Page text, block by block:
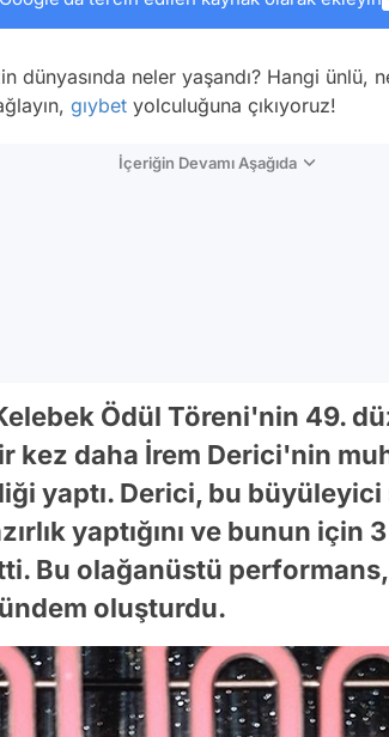
dünyasında neler yaşandı? Hangi ünlü,
gıybet yolculuğuna çıkıyoruz!
İçeriğin Devamı Aşağıda
Ödül Töreni'nin 49.
kez daha İrem Derici'nin
yaptı. Derici, bu
yaptığını ve bunun için
Bu olağanüstü
oluşturdu.